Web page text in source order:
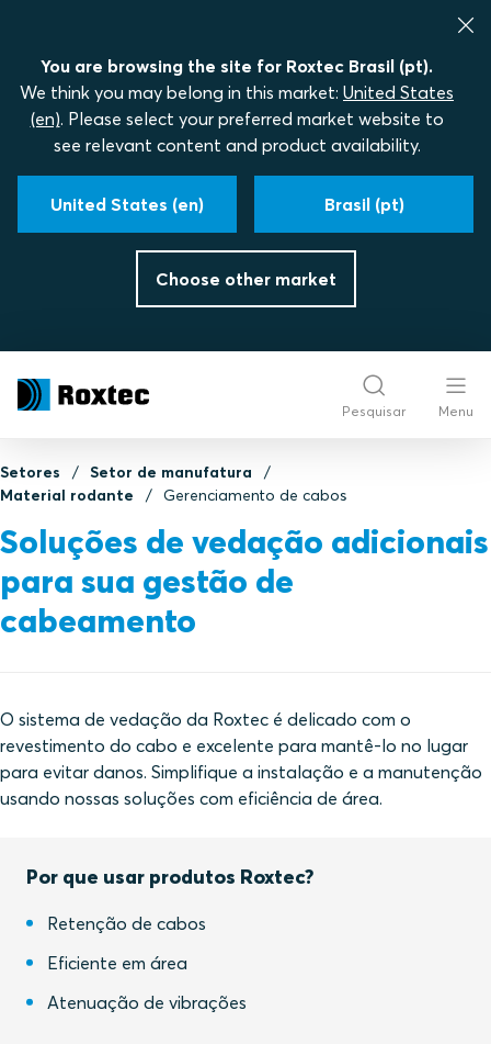
You are browsing the site for Roxtec Brasil (pt).
We think you may belong in this market: United States
(en). Please select your preferred market website to
see relevant content and product availability.
United States (en) Brasil (pt)
Choose other market
Pesquisar Menu
Setores
Setor de manufatura
Material rodante
Gerenciamento de cabos
Soluções de vedação adicionais
para sua gestão de
cabeamento
O sistema de vedação da Roxtec é delicado com o
revestimento do cabo e excelente para mantê-lo no lugar
para evitar danos. Simplifique a instalação e a manutenção
usando nossas soluções com eficiência de área.
Por que usar produtos Roxtec?
Retenção de cabos
Eficiente em área
Atenuação de vibrações